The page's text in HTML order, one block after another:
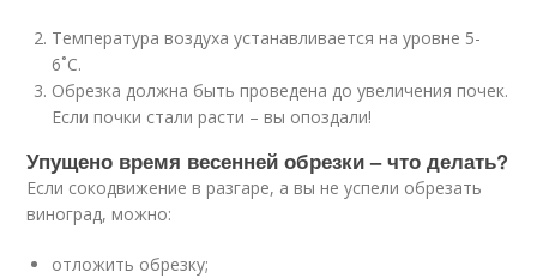
Температура воздуха устанавливается на уровне 5-
6˚С.
Обрезка должна быть проведена до увеличения почек.
Если почки стали расти – вы опоздали!
Упущено время весенней обрезки – что делать?
Если сокодвижение в разгаре, а вы не успели обрезать
виноград, можно:
отложить обрезку;